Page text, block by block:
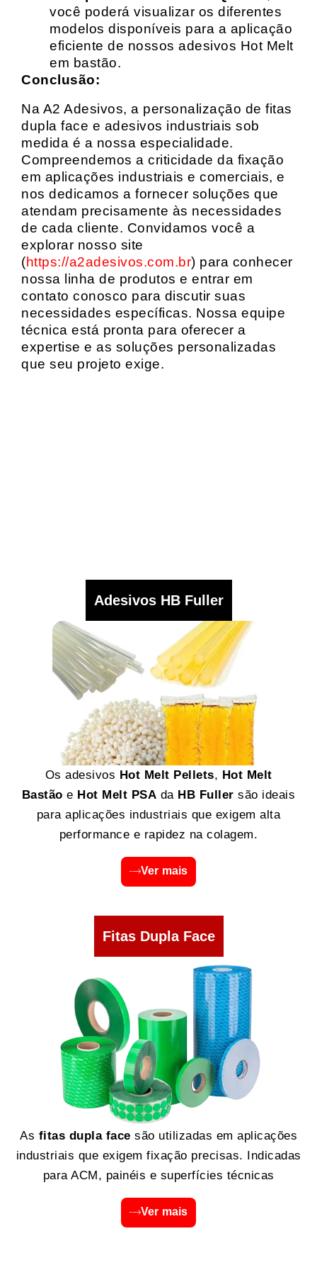
você poderá visualizar os diferentes
modelos disponíveis para a aplicação
eficiente de nossos adesivos Hot Melt
em bastão.
Conclusão:
Na A2 Adesivos, a personalização de fitas
dupla face e adesivos industriais sob
medida é a nossa especialidade.
Compreendemos a criticidade da fixação
em aplicações industriais e comerciais, e
nos dedicamos a fornecer soluções que
atendam precisamente às necessidades
de cada cliente. Convidamos você a
explorar nosso site
(https://a2adesivos.com.br) para conhecer
nossa linha de produtos e entrar em
contato conosco para discutir suas
necessidades específicas. Nossa equipe
técnica está pronta para oferecer a
expertise e as soluções personalizadas
que seu projeto exige.
Adesivos HB Fuller
Os adesivos Hot Melt Pellets, Hot Melt
Bastão e Hot Melt PSA da HB Fuller são ideais
para aplicações industriais que exigem alta
performance e rapidez na colagem.
Ver mais
Fitas Dupla Face
As fitas dupla face são utilizadas em aplicações
industriais que exigem fixação precisas. Indicadas
para ACM, painéis e superfícies técnicas
Ver mais